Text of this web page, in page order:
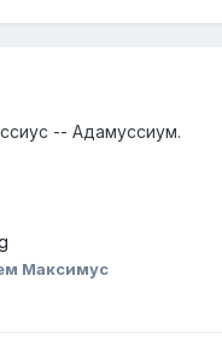
-- Адамуссиум.
Максимус